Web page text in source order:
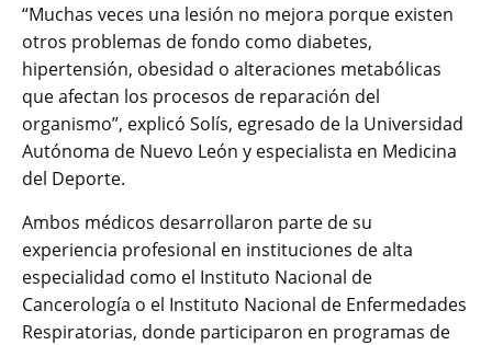
“Muchas veces una lesión no mejora porque existen
otros problemas de fondo como diabetes,
hipertensión, obesidad o alteraciones metabólicas
que afectan los procesos de reparación del
organismo”, explicó Solís, egresado de la Universidad
Autónoma de Nuevo León y especialista en Medicina
del Deporte.
Ambos médicos desarrollaron parte de su
experiencia profesional en instituciones de alta
especialidad como el Instituto Nacional de
Cancerología o el Instituto Nacional de Enfermedades
Respiratorias, donde participaron en programas de